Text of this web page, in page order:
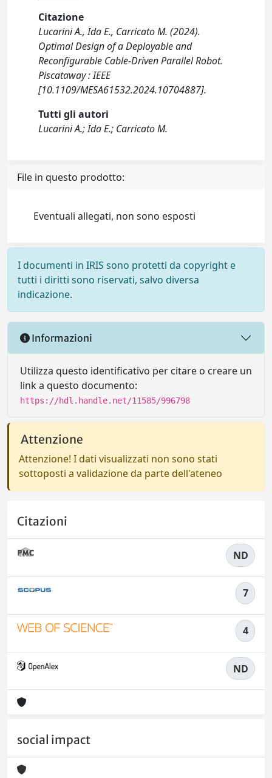
Citazione
Lucarini A., Ida E., Carricato M. (2024).
Optimal Design of a Deployable and
Reconfigurable Cable-Driven Parallel Robot.
Piscataway : IEEE
[10.1109/MESA61532.2024.10704887].
Tutti gli autori
Lucarini A.; Ida E.; Carricato M.
File in questo prodotto:
Eventuali allegati, non sono esposti
I documenti in IRIS sono protetti da copyright e
tutti i diritti sono riservati, salvo diversa
indicazione.
Informazioni
Utilizza questo identificativo per citare o creare un
link a questo documento:
https://hdl.handle.net/11585/996798
Attenzione
Attenzione! I dati visualizzati non sono stati
sottoposti a validazione da parte dell'ateneo
Citazioni
ND
7
4
ND
social impact